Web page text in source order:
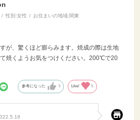
性別:女性 お住まいの地域:関東
が、驚くほど膨らみます。焼成の際は生地
焼くようお気をつけください。200℃で20
参考になった 3 Like! 5